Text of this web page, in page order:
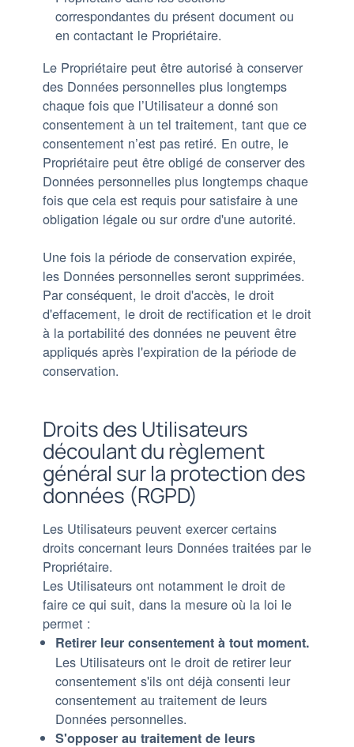
correspondantes du présent document ou
en contactant le Propriétaire.
Le Propriétaire peut être autorisé à conserver
des Données personnelles plus longtemps
chaque fois que l’Utilisateur a donné son
consentement à un tel traitement, tant que ce
consentement n’est pas retiré. En outre, le
Propriétaire peut être obligé de conserver des
Données personnelles plus longtemps chaque
fois que cela est requis pour satisfaire à une
obligation légale ou sur ordre d'une autorité.
Une fois la période de conservation expirée,
les Données personnelles seront supprimées.
Par conséquent, le droit d'accès, le droit
d'effacement, le droit de rectification et le droit
à la portabilité des données ne peuvent être
appliqués après l'expiration de la période de
conservation.
Droits des Utilisateurs
découlant du règlement
général sur la protection des
données (RGPD)
Les Utilisateurs peuvent exercer certains
droits concernant leurs Données traitées par le
Propriétaire.
Les Utilisateurs ont notamment le droit de
faire ce qui suit, dans la mesure où la loi le
permet :
Retirer leur consentement à tout moment.
Les Utilisateurs ont le droit de retirer leur
consentement s'ils ont déjà consenti leur
consentement au traitement de leurs
Données personnelles.
S'opposer au traitement de leurs